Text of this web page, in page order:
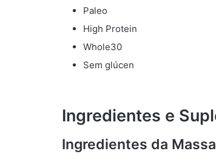
Paleo
High Protein
Whole30
Sem glúcen
Ingredientes e
Ingredientes da